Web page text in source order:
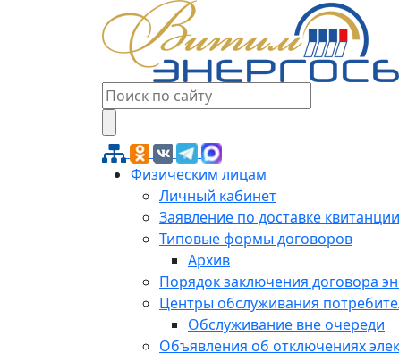
Физическим лицам
Личный кабинет
Заявление по доставке
Типовые формы договоров
Архив
Порядок заключения договора
Центры обслуживания
Обслуживание вне очереди
Объявления об отключениях